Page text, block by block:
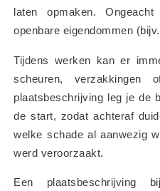
laten opmaken.
openbare eigendommen
Tijdens werken kan er
scheuren, verzakkingen
plaatsbeschrijving leg je de
de start, zodat achteraf
welke schade al aanwezig
werd veroorzaakt.